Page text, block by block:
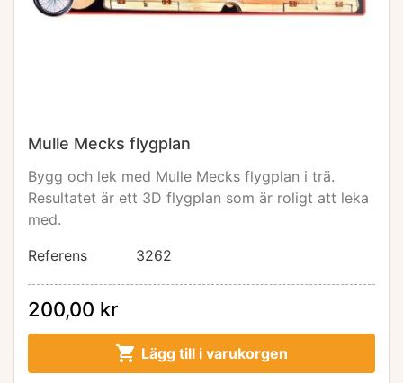
Mulle Mecks flygplan
Bygg och lek med Mulle Mecks flygplan i trä.
Resultatet är ett 3D flygplan som är roligt att leka
med.
Referens
3262
200,00 kr
 Lägg till i varukorgen